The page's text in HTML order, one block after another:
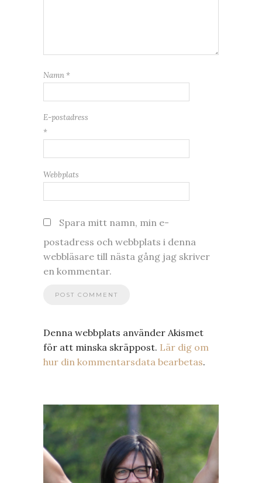
Namn *
E-postadress
*
Webbplats
Spara mitt namn, min e-
postadress och webbplats i denna
webbläsare till nästa gång jag skriver
en kommentar.
Denna webbplats använder Akismet
för att minska skräppost. Lär dig om
hur din kommentarsdata bearbetas.